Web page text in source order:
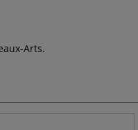
Arts.